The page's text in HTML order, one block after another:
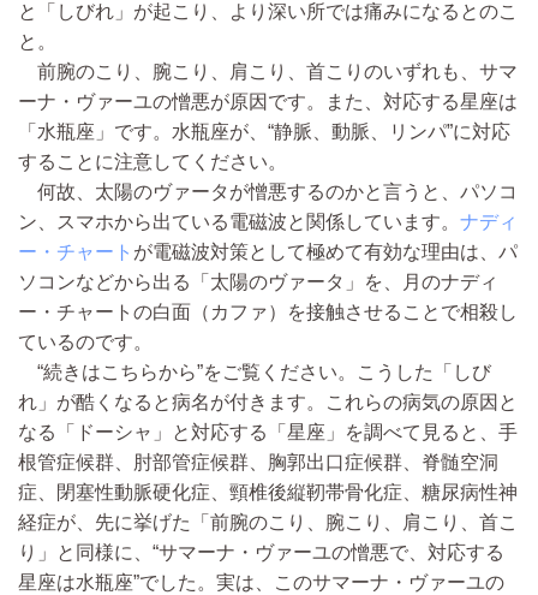
と「しびれ」が起こり、より深い所では痛みになるとのこ
と。
前腕のこり、腕こり、肩こり、首こりのいずれも、サマ
ーナ・ヴァーユの憎悪が原因です。また、対応する星座は
「水瓶座」です。水瓶座が、“静脈、動脈、リンパ”に対応
することに注意してください。
何故、太陽のヴァータが憎悪するのかと言うと、パソコ
ン、スマホから出ている電磁波と関係しています。 ナディ
ー・チャート が電磁波対策として極めて有効な理由は、パ
ソコンなどから出る「太陽のヴァータ」を、月のナディ
ー・チャートの白面（カファ）を接触させることで相殺し
ているのです。
“続きはこちらから”をご覧ください。こうした「しび
れ」が酷くなると病名が付きます。これらの病気の原因と
なる「ドーシャ」と対応する「星座」を調べて見ると、手
根管症候群、肘部管症候群、胸郭出口症候群、脊髄空洞
症、閉塞性動脈硬化症、頸椎後縦靭帯骨化症、糖尿病性神
経症が、先に挙げた「前腕のこり、腕こり、肩こり、首こ
り」と同様に、“サマーナ・ヴァーユの憎悪で、対応する
星座は水瓶座”でした。実は、このサマーナ・ヴァーユの